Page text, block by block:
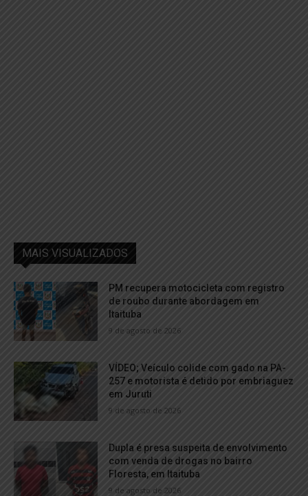
MAIS VISUALIZADOS
PM recupera motocicleta com registro
de roubo durante abordagem em
Itaituba
9 de agosto de 2026
VÍDEO; Veículo colide com gado na PA-
257 e motorista é detido por embriaguez
em Juruti
9 de agosto de 2026
Dupla é presa suspeita de envolvimento
com venda de drogas no bairro
Floresta, em Itaituba
9 de agosto de 2026